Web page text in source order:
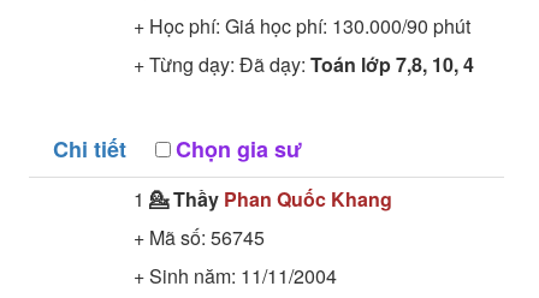
+ Học phí: Giá học phí: 130.000/90 phút
+ Từng dạy: Đã dạy: Toán lớp 7,8, 10, 4
Chi tiết Chọn gia sư
1 💁 Thầy Phan Quốc Khang
+ Mã số: 56745
+ Sinh năm: 11/11/2004